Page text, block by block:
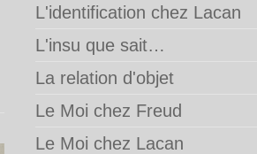
L'identification chez Lacan
L'insu que sait…
La relation d'objet
Le Moi chez Freud
Le Moi chez Lacan